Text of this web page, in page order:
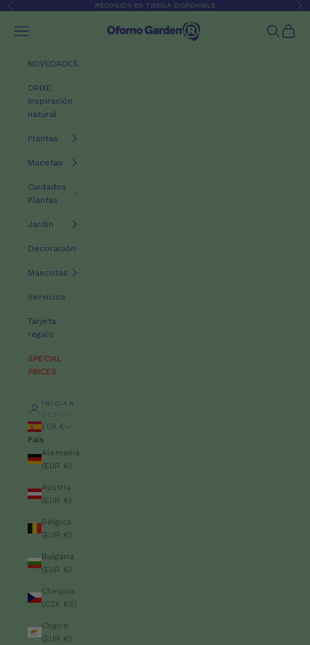
Ir al contenido
Anterior RECOGIDA EN TIENDA DISPONIBLE
Oforno Garden
Menú Buscar
Cesta
NOVEDADES
ORIXE:
Inspiración
natural
Plantas
Macetas
Cuidados
Plantas
Jardín
Decoración
Mascotas
Servicios
Tarjeta
regalo
SPECIAL
PRICES
INICIAR
SESIÓN
EUR €
País
Alemania
(EUR €)
Austria
(EUR €)
Bélgica
(EUR €)
Bulgaria
(EUR €)
Chequia
(CZK Kč)
Chipre
(EUR €)